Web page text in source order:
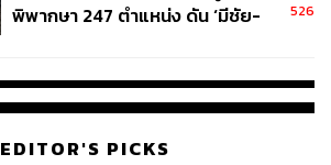
พิพากษา 247 ตำแหน่ง ดัน ‘มีชัย-
526
EDITOR'S PICKS